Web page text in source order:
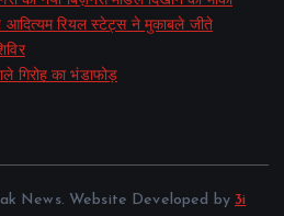
आदित्यम रियल स्टेट्स ने मुकाबले जीते
गिरोह का भंडाफोड़
News. Website Developed by 3i